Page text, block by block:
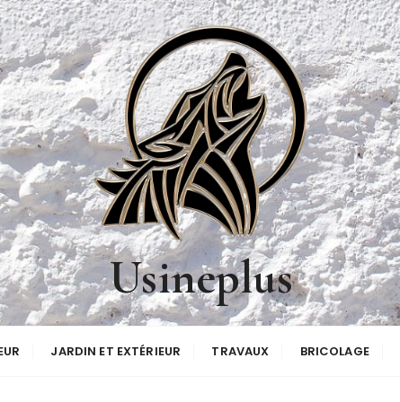
Usineplus
JARDIN ET EXTÉRIEUR TRAVAUX BRICOLAGE